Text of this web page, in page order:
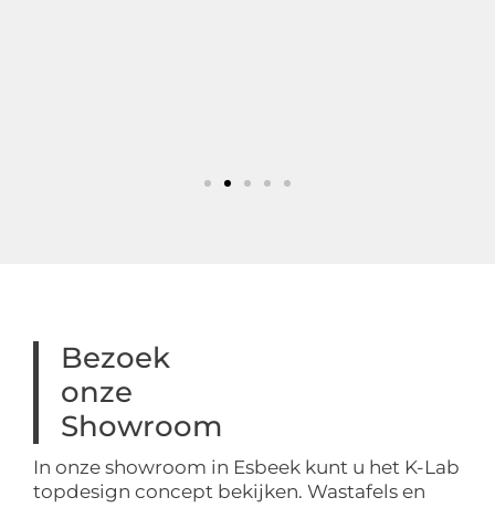
Bezoek
onze
Showroom
In onze showroom in Esbeek kunt u het K-Lab
topdesign concept bekijken. Wastafels en